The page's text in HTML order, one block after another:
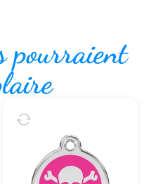
pourraient